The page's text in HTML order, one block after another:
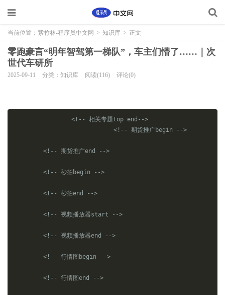
当前位置： 紫竹林-程序员中文网 > 知识库 > 正文
零跑豪言“明年智驾第一梯队”，车主们懵了……｜次
世代车研所
2025-09-11 分类：知识库 阅读(116) 评论(0)
<!-- 相关专题top end-->
<!-- 期货推广begin -->
<!-- 期货推广end -->
<!-- 秒拍begin -->
<!-- 秒拍end -->
<!-- 视频播放器start -->
<!-- 视频播放器end -->
<!-- 行情图begin -->
<!-- 行情图end -->